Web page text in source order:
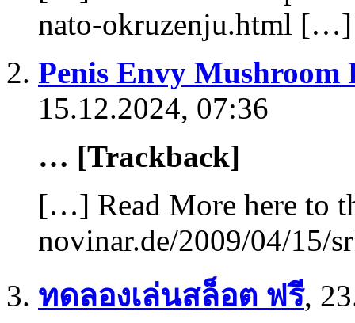
nato-okruzenju.html […]
Penis Envy Mushroom
15.12.2024, 07:36
… [Trackback]
[…] Read More here to
novinar.de/2009/04/
ทดลองเล่นสล็อต ฟรี,